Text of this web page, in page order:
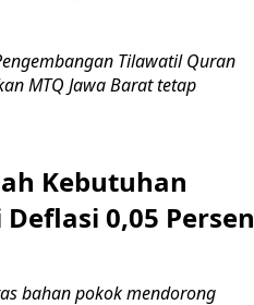
Tilawatil Quran
MTQ Jawa Barat tetap
Kebutuhan
0,05 Persen
bahan pokok mendorong